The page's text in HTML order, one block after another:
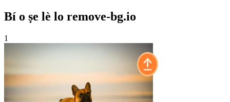
Bí o ṣe lè lo remove-bg.io
1